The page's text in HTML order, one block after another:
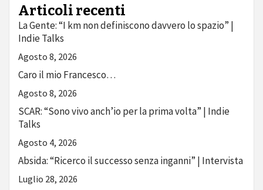
Articoli recenti
La Gente: “I km non definiscono davvero lo spazio” |
Indie Talks
Agosto 8, 2026
Caro il mio Francesco…
Agosto 8, 2026
SCAR: “Sono vivo anch’io per la prima volta” | Indie
Talks
Agosto 4, 2026
Absida: “Ricerco il successo senza inganni” | Intervista
Luglio 28, 2026